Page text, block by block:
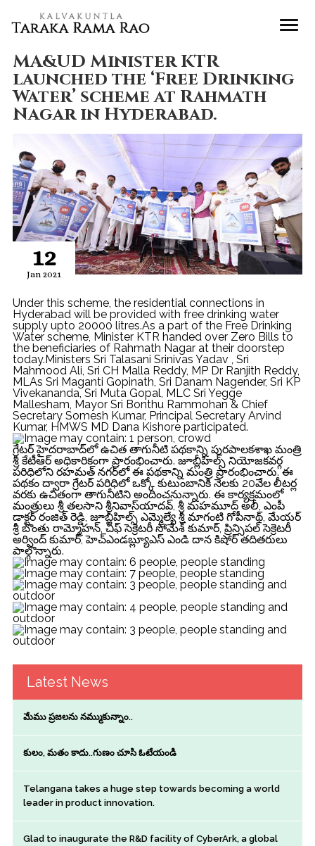
MA&UD Minister KTR
launched the ‘Free Drinking
Water’ scheme at Rahmath
Nagar in Hyderabad.
12
Jan 2021
Under this scheme, the residential connections in
Hyderabad will be provided with free drinking water
supply upto 20000 litres.As a part of the Free Drinking
Water scheme, Minister KTR handed over Zero Bills to
the beneficiaries of Rahmath Nagar at their doorstep
today.Ministers Sri Talasani Srinivas Yadav , Sri
Mahmood Ali, Sri CH Malla Reddy, MP Dr Ranjith Reddy,
MLAs Sri Maganti Gopinath, Sri Danam Nagender, Sri KP
Vivekananda, Sri Muta Gopal, MLC Sri Yegge
Mallesham, Mayor Sri Bonthu Rammohan & Chief
Secretary Somesh Kumar, Principal Secretary Arvind
Kumar, HMWS MD Dana Kishore participated.
గ్రేటర్‌ హైదరాబాద్‌లో ఉచిత తాగునీటి పథకాన్ని పురపాలకశాఖ మంత్రి
శ్రీ కేటీఆర్‌ అధికారికంగా ప్రారంభించారు. జూబ్లీహిల్స్‌ నియోజకవర్గ
పరిధిలోని రహమత్‌ నగర్‌లో ఈ పథకాన్ని మంత్రి ప్రారంభించారు. ఈ
పథకం ద్వారా గ్రేటర్‌ పరిధిలో ఒక్కో కుటుంబానికి నెలకు 20వేల లీటర్ల
వరకు ఉచితంగా తాగునీటిని అందించనున్నారు. ఈ కార్యక్రమంలో
మంత్రులు శ్రీ తలసాని శ్రీనివాస్‌యాదవ్‌, శ్రీ మహమూద్‌ అలీ, ఎంపీ
డాక్టర్ రంజిత్ రెడ్డి, జూబ్లీహిల్స్‌ ఎమ్మెల్యే శ్రీ మాగంటి గోపీనాథ్‌, మేయర్‌
శ్రీ బొంతు రామ్మోహన్‌, చీఫ్ సెక్రెటరీ సోమేశ్‌ కుమార్‌, ప్రిన్సిపల్ సెక్రెటరీ
అర్వింద్ కుమార్, హెచ్ఎండబ్ల్యూఎస్ ఎండి దాన కిషోర్ తదితరులు
పాల్గొన్నారు.
Latest News
మేము ప్రజలను నమ్ముకున్నాం..
కులం, మతం కాదు..గుణం చూసి ఓటేయండి
Telangana takes a huge step towards becoming a world
leader in product innovation.
Glad to inaugurate the R&D facility of CyberArk, a global